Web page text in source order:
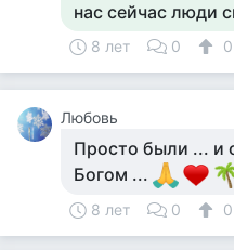
нас сейчас люди
8 лет 0 0
Любовь
Просто были ...
Богом ...
8 лет 0 0